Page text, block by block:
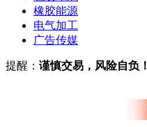
橡胶能源
电气加工
广告传媒
提醒： 谨慎交易，风险自负！